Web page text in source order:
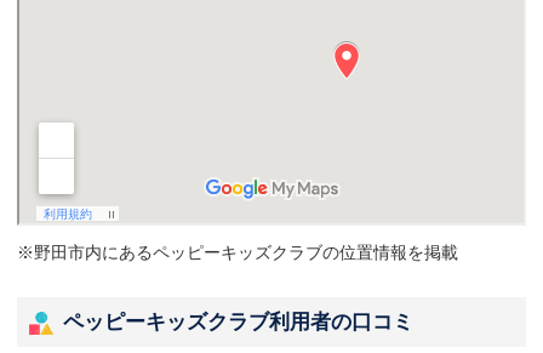
※野田市内にあるペッピーキッズクラブの位置情報を掲載
ペッピーキッズクラブ利用者の口コミ